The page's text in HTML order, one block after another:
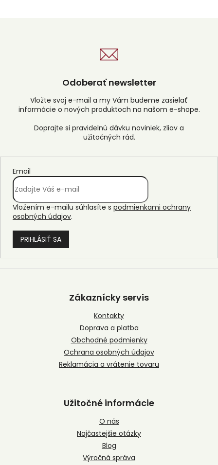
u
Odoberať newsletter
Vložte svoj e-mail a my Vám budeme zasielať
informácie o nových produktoch na našom e-shope.
Email
Vložením e-mailu súhlasíte s podmienkami ochrany
osobných údajov.
PRIHLÁSIŤ SA
Z
Zákaznícky servis
Kontakty
Doprava a platba
Obchodné podmienky
Ochrana osobných údajov
Reklamácia a vrátenie tovaru
Užitočné informácie
O nás
Najčastejšie otázky
Blog
Výročná správa